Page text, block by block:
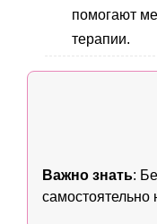
помогают
терапии.
Важно знать:
самостоятельно